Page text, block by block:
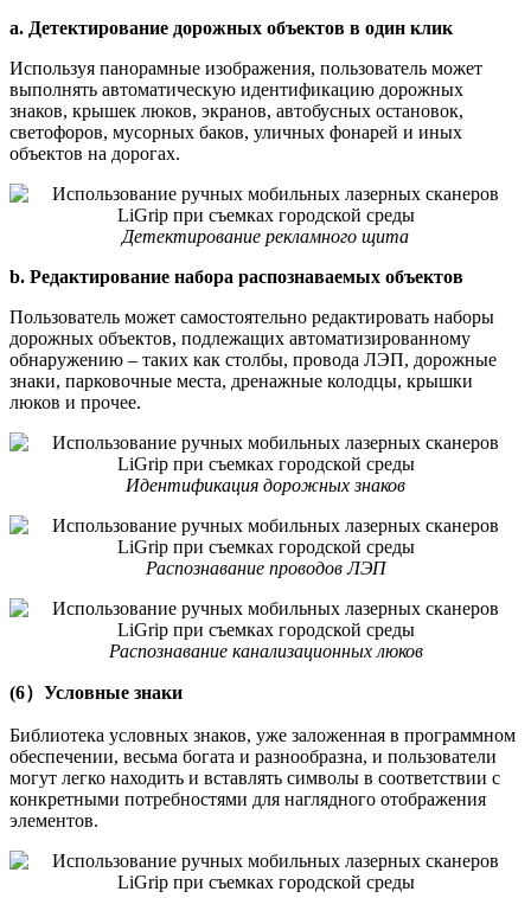
a. Детектирование дорожных объектов в один клик
Используя панорамные изображения, пользователь может
выполнять автоматическую идентификацию дорожных
знаков, крышек люков, экранов, автобусных остановок,
светофоров, мусорных баков, уличных фонарей и иных
объектов на дорогах.
Детектирование рекламного щита
b. Редактирование набора распознаваемых объектов
Пользователь может самостоятельно редактировать наборы
дорожных объектов, подлежащих автоматизированному
обнаружению – таких как столбы, провода ЛЭП, дорожные
знаки, парковочные места, дренажные колодцы, крышки
люков и прочее.
Идентификация дорожных знаков
Распознавание проводов ЛЭП
Распознавание канализационных люков
(6）Условные знаки
Библиотека условных знаков, уже заложенная в программном
обеспечении, весьма богата и разнообразна, и пользователи
могут легко находить и вставлять символы в соответствии с
конкретными потребностями для наглядного отображения
элементов.